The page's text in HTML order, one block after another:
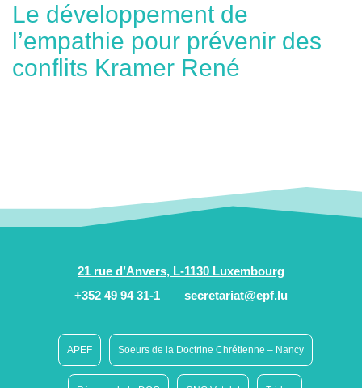
Le développement de
l’empathie pour prévenir des
conflits Kramer René
21 rue d’Anvers, L-1130 Luxembourg
+352 49 94 31-1
secretariat@epf.lu
APEF Soeurs de la Doctrine Chrétienne – Nancy